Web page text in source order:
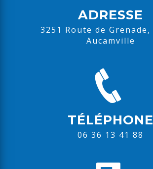
ADRESSE
3251 Route de Grenade, 82600
Aucamville
TÉLÉPHONE
06 36 13 41 88